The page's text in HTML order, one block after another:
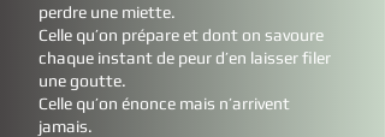
perdre une miette.
Celle qu’on prépare et dont on savoure
chaque instant de peur d’en laisser filer
une goutte.
Celle qu’on énonce mais n’arrivent
jamais.